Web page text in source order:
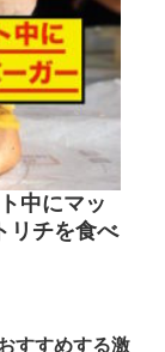
中にマッ
リチを食べ
すすめする激